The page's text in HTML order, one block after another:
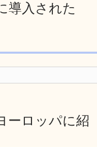
入された
ーロッパに紹